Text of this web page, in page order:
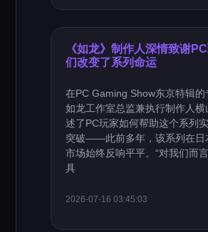
《如龙》制作人深情致谢
们改变了系列命运
在PC Gaming Show东京特辑的
如龙工作室总监兼执行制作人横
述了PC玩家如何帮助这个系列
突破——此前多年，该系列在日
市场始终反响平平。“对我们而
具
2026-07-16 03:45:03